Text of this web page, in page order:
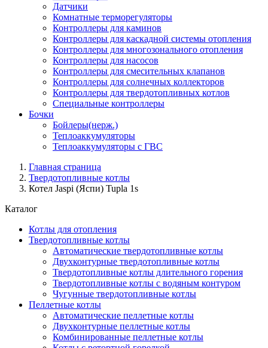
Датчики
Комнатные терморегуляторы
Контроллеры для каминов
Контроллеры для каскадной системы отопления
Контроллеры для многозонального отопления
Контроллеры для насосов
Контроллеры для смесительных клапанов
Контроллеры для солнечных коллекторов
Контроллеры для твердотопливных котлов
Специальные контроллеры
Бочки
Бойлеры(нерж.)
Теплоаккумуляторы
Теплоаккумуляторы с ГВС
Главная страница
Твердотопливные котлы
Котел Jaspi (Яспи) Tupla 1s
Каталог
Котлы для отопления
Твердотопливные котлы
Автоматические твердотопливные котлы
Двухконтурные твердотопливные котлы
Твердотопливные котлы длительного горения
Твердотопливные котлы с водяным контуром
Чугунные твердотопливные котлы
Пеллетные котлы
Автоматические пеллетные котлы
Двухконтурные пеллетные котлы
Комбинированные пеллетные котлы